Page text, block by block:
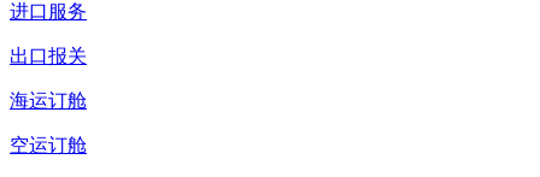
进口服务
出口报关
海运订舱
空运订舱